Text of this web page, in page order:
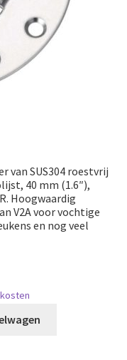
van SUS304 roestvrij
40 mm (1.6″),
Hoogwaardig
V2A voor vochtige
en nog veel